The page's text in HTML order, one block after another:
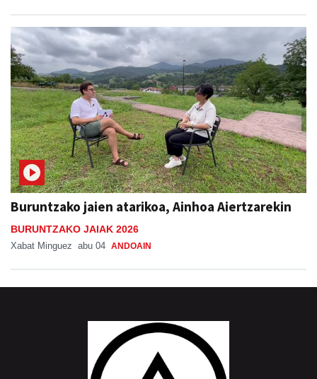
Buruntzako jaien atarikoa, Ainhoa Aiertzarekin
BURUNTZAKO JAIAK 2026
Xabat Minguez abu 04 ANDOAIN